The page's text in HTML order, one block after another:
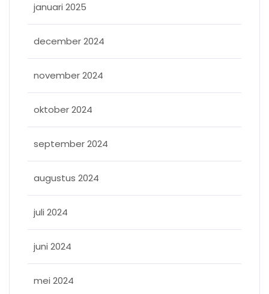
januari 2025
december 2024
november 2024
oktober 2024
september 2024
augustus 2024
juli 2024
juni 2024
mei 2024